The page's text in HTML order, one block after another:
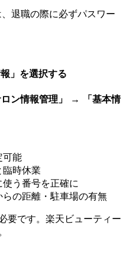
退職の際に必ずパスワー
」を選択する
ロン情報管理」 →
「基本情
可能
臨時休業
使う番号を正確に
らの距離・駐車場の有無
要です。楽天ビューティー